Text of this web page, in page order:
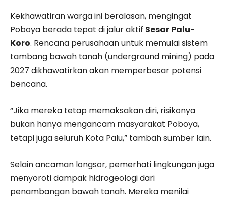
Kekhawatiran warga ini beralasan, mengingat
Poboya berada tepat di jalur aktif Sesar Palu-
Koro. Rencana perusahaan untuk memulai sistem
tambang bawah tanah (underground mining) pada
2027 dikhawatirkan akan memperbesar potensi
bencana.
“Jika mereka tetap memaksakan diri, risikonya
bukan hanya mengancam masyarakat Poboya,
tetapi juga seluruh Kota Palu,” tambah sumber lain.
Selain ancaman longsor, pemerhati lingkungan juga
menyoroti dampak hidrogeologi dari
penambangan bawah tanah. Mereka menilai